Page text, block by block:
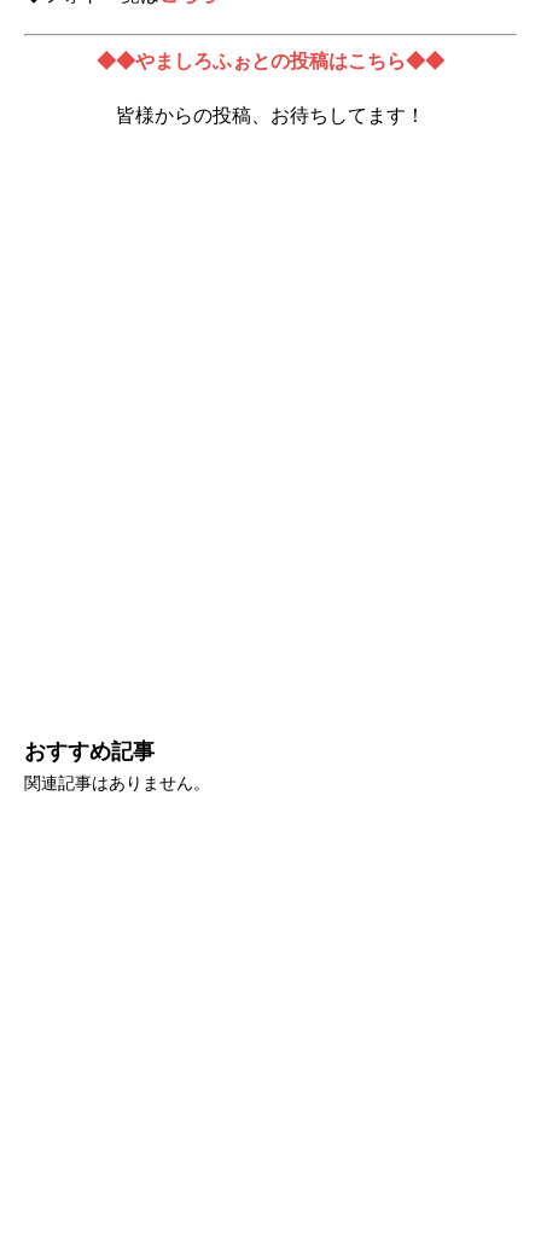
◆◆やましろふぉとの投稿はこちら◆◆
皆様からの投稿、お待ちしてます！
おすすめ記事
関連記事はありません。